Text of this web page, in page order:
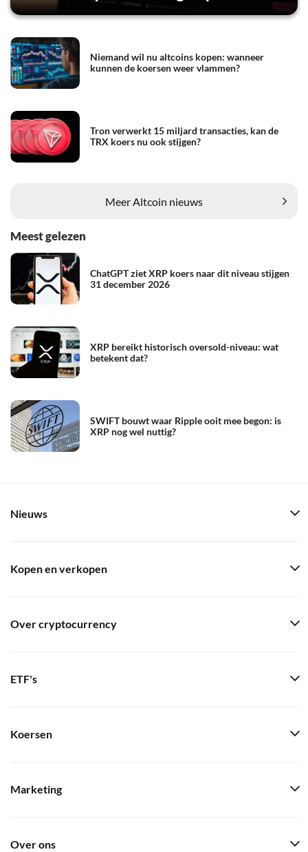
Niemand wil nu altcoins kopen: wanneer
kunnen de koersen weer vlammen?
Tron verwerkt 15 miljard transacties, kan de
TRX koers nu ook stijgen?
Meer Altcoin nieuws
Meest gelezen
ChatGPT ziet XRP koers naar dit niveau stijgen
31 december 2026
XRP bereikt historisch oversold-niveau: wat
betekent dat?
SWIFT bouwt waar Ripple ooit mee begon: is
XRP nog wel nuttig?
Nieuws
Kopen en verkopen
Over cryptocurrency
ETF's
Koersen
Marketing
Over ons